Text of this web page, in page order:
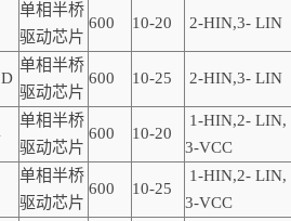
单相半桥
驱动芯片
600 10-20 2-HIN,3- LIN
单相半桥
驱动芯片
600 10-25 2-HIN,3- LIN
单相半桥
驱动芯片
600 10-20
1-HIN,2- LIN,
3-VCC
单相半桥
驱动芯片
600 10-25
1-HIN,2- LIN,
3-VCC